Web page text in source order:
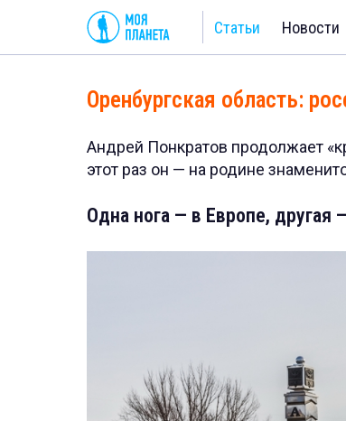
Статьи Новости
Оренбургская область:
Андрей Понкратов продолжает
этот раз он — на родине
Одна нога — в Европе, другая